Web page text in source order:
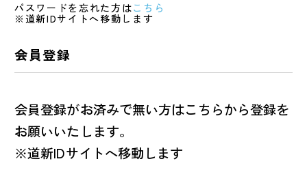
パスワードを忘れた方はこちら
※道新IDサイトへ移動します
会員登録
会員登録がお済みで無い方はこちらから登録を
お願いいたします。
※道新IDサイトへ移動します